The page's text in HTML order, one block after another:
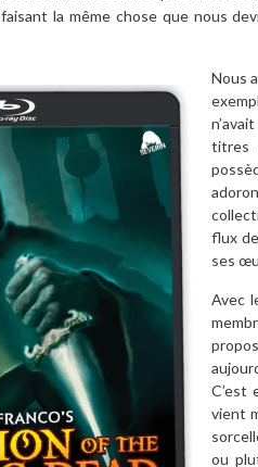
la même chose que nous
Nous
titres
flux
ses
Avec
C’est
vient
ou